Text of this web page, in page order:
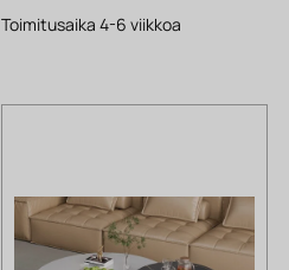
1
431 €.
1
116 €.
Toimitusaika 4-6 viikkoa